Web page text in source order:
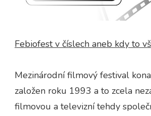
Febiofest v číslech aneb kdy to
Mezinárodní filmový festival
založen roku 1993 a to zcela
filmovou a televizní tehdy